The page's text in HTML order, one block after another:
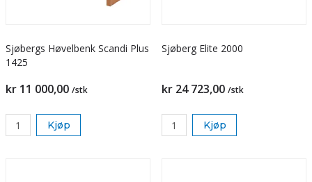
Sjøbergs Høvelbenk Scandi Plus
1425
kr 11 000,00 /stk
Kjøp
Sjøberg Elite 2000
kr 24 723,00 /stk
Kjøp